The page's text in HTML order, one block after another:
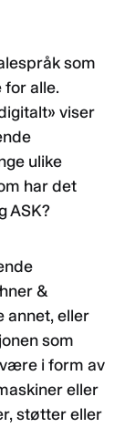
som
for alle.
viser
ulike
har det
ASK?
&
annet, eller
som
i form av
eller
støtter eller